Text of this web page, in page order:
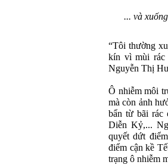
... và
“Tôi thường
kín vì mùi rác
Nguyễn Thị
Ô nhiễm môi
mà còn ảnh
bẩn từ bãi rác
Diễn Kỷ,...
quyết dứt
điểm cận kề
trạng ô nhiễm